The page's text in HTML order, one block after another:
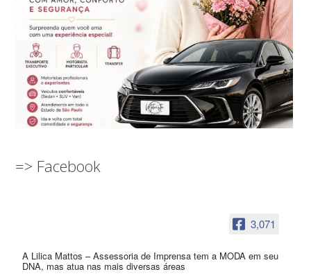
=> Facebook
3,071
A Lilica Mattos – Assessoria de Imprensa tem a MODA em seu
DNA, mas atua nas mais diversas áreas